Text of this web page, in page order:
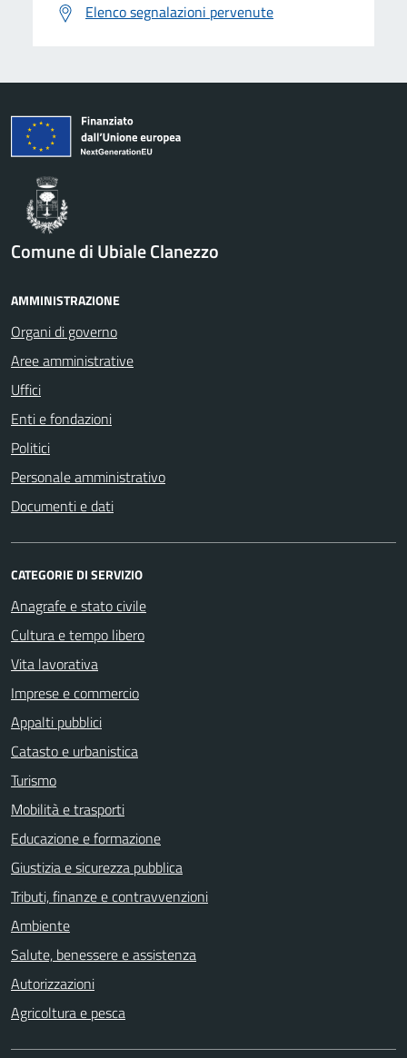
Elenco segnalazioni pervenute
Comune di Ubiale Clanezzo
AMMINISTRAZIONE
Organi di governo
Aree amministrative
Uffici
Enti e fondazioni
Politici
Personale amministrativo
Documenti e dati
CATEGORIE DI SERVIZIO
Anagrafe e stato civile
Cultura e tempo libero
Vita lavorativa
Imprese e commercio
Appalti pubblici
Catasto e urbanistica
Turismo
Mobilità e trasporti
Educazione e formazione
Giustizia e sicurezza pubblica
Tributi, finanze e contravvenzioni
Ambiente
Salute, benessere e assistenza
Autorizzazioni
Agricoltura e pesca